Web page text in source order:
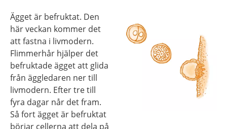
Ägget är befruktat. Den
här veckan kommer det
att fastna i livmodern.
Flimmerhår hjälper det
befruktade ägget att glida
från äggledaren ner till
livmodern. Efter tre till
fyra dagar når det fram.
Så fort ägget är befruktat
börjar cellerna att dela på